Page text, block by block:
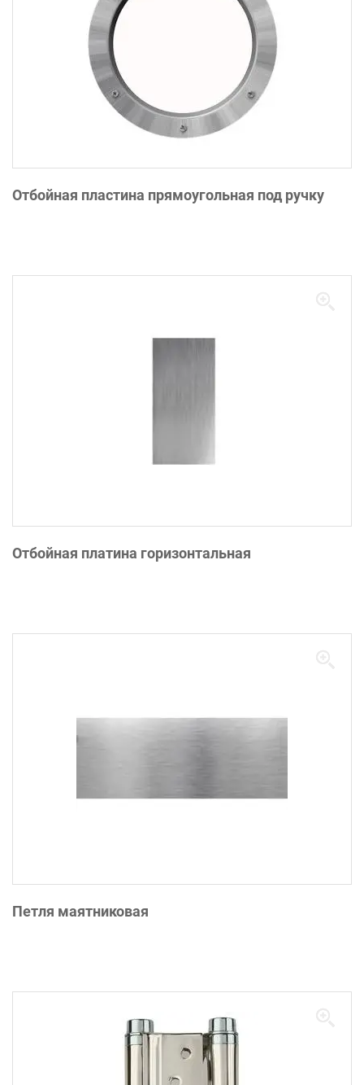
Отбойная пластина прямоугольная под ручку
Отбойная платина горизонтальная
Петля маятниковая